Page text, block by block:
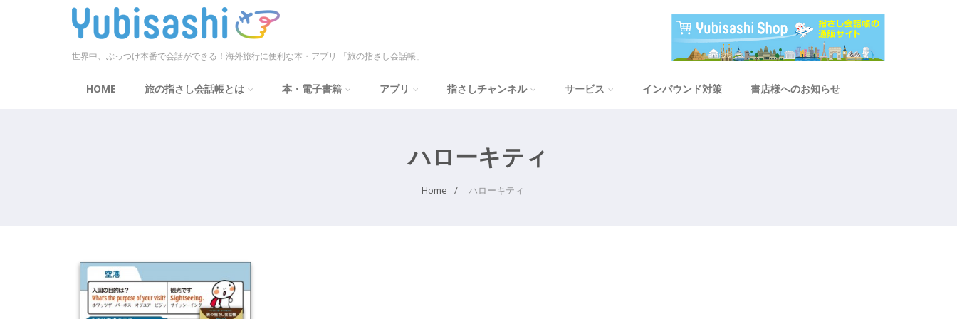
世界中、ぶっつけ本番で会話ができる！海外旅行に便利な本・アプリ 「旅の指さし会話帳」
HOME 旅の指さし会話帳とは 本・電子書籍 アプリ 指さしチャンネル サービス インバウンド対策 書店様へのお知らせ
ハローキティ
Home ハローキティ